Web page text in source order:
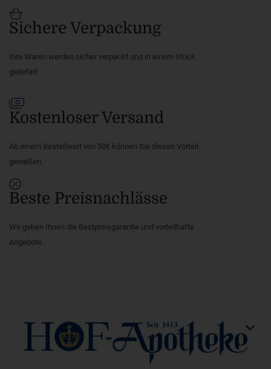
Sichere Verpackung
Ihre Waren werden sicher verpackt und in einem Stück
geliefert
Kostenloser Versand
Ab einem Bestellwert von 50€ können Sie diesen Vorteil
genießen.
Beste Preisnachlässe
Wir geben Ihnen die Bestpreisgarantie und vorteilhafte
Angebote.